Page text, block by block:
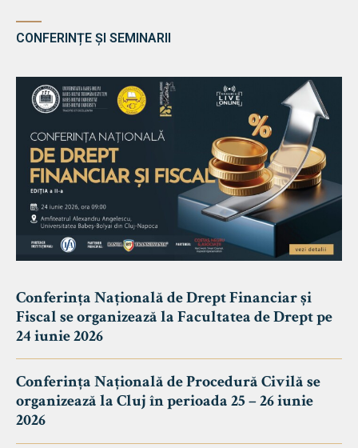
CONFERINȚE ȘI SEMINARII
Conferința Națională de Drept Financiar și
Fiscal se organizează la Facultatea de Drept pe
24 iunie 2026
Conferința Națională de Procedură Civilă se
organizează la Cluj în perioada 25 – 26 iunie
2026